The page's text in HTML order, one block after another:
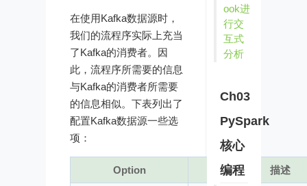
在使用Kafka数据源时，
我们的流程序实际上充当
了Kafka的消费者。因
此，流程序所需要的信息
与Kafka的消费者所需要
的信息相似。下表列出了
配置Kafka数据源一些选
项：
Option 值 描述
ook进
行交
互式
分析
Ch03
PySpark
核心
编程